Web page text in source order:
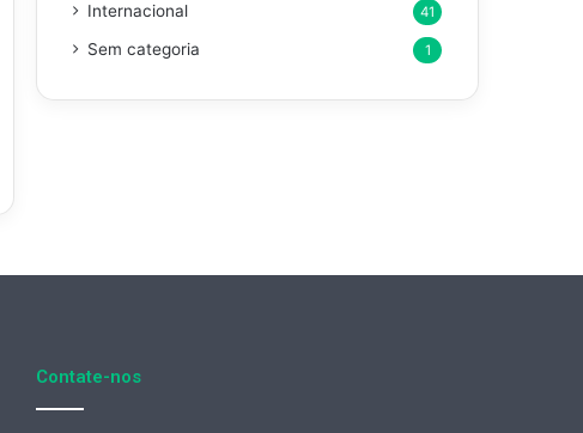
Internacional 41
Sem categoria 1
Contate-nos